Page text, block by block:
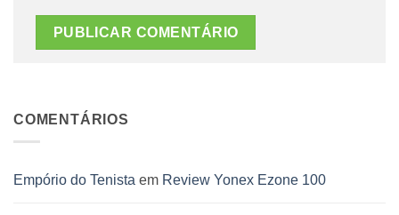
COMENTÁRIOS
Empório do Tenista em Review Yonex Ezone 100